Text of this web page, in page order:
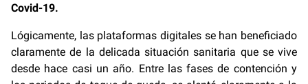
Covid-19.
Lógicamente, las plataformas digitales se han beneficiado
claramente de la delicada situación sanitaria que se vive
desde hace casi un año. Entre las fases de contención y